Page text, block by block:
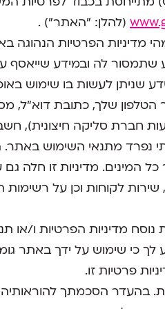
(להלן: "האתר") .
מדיניות הפרטיות הנהוגה
שתמסור לה ובמידע שייאסף
שניתן לעשות בו שימוש
שלך, כתובת דוא"ל,
חברת סליקה חיצונית),
נפרד מתנאי השימוש
המינים. מדיניות זו חלה
לקוחות וכן על רשימות
נוסח מדיניות הפרטיות ו/או
לך כי שימוש על ידך באתר
פרטיות זו.
בהעדר הסכמתך